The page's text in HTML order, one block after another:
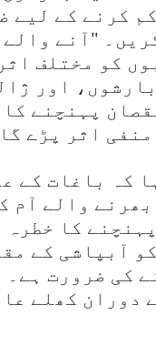
کرنے کے لیے
"آنے
کو مختلف
اور
پہنچنے
اثر پڑے
کہ باغات کے
والے آم
کا
آبپاشی کے
کی ضرورت ہے۔
دوران کھلے